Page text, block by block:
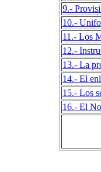
9.-
10.-
11.- Los
12.-
13.- La
14.- El
15.- Los
16.- El